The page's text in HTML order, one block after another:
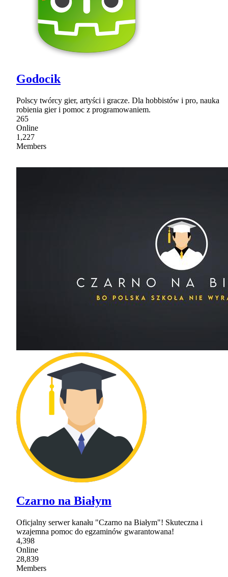
Godocik
Polscy twórcy gier, artyści i gracze. Dla hobbistów i pro, nauka
robienia gier i pomoc z programowaniem.
265
Online
1,227
Members
Czarno na Białym
Oficjalny serwer kanału "Czarno na Białym"! Skuteczna i
wzajemna pomoc do egzaminów gwarantowana!
4,398
Online
28,839
Members